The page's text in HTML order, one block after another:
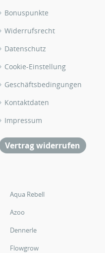
Bonuspunkte
Widerrufsrecht
Datenschutz
Cookie-Einstellung
Geschäftsbedingungen
Kontaktdaten
Impressum
Vertrag widerrufen
Aqua Rebell
Azoo
Dennerle
Flowgrow